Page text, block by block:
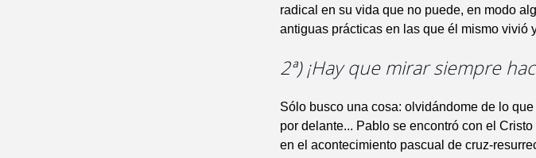
radical en su vida que no puede, en modo
antiguas prácticas en las que él mismo vivió
2ª) ¡Hay que mirar siempre
Sólo busco una cosa: olvidándome de lo
por delante... Pablo se encontró con el
en el acontecimiento pascual de cruz-